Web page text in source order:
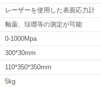
レーザーを使用した表面応力計
釉薬、琺瑯等の測定が可能
0-1000Mpa
300*30mm
110*350*350mm
5kg